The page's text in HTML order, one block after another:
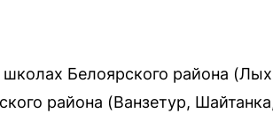
школах Белоярского района
района (Ванзетур,